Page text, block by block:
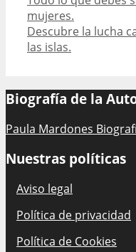
navigation
mujeres.
Descubre la lucha
las islas.
Biografía de la
Paula Mardones
Nuestras políticas
Aviso legal
Política de privacidad
Política de Cookies